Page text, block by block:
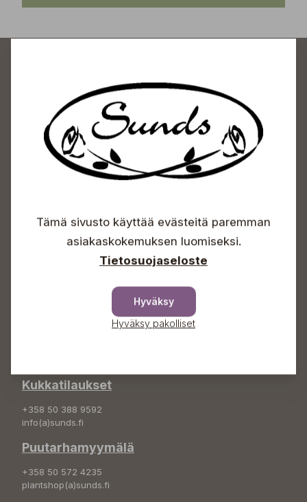
Sundin Puutarhakeskus
Avoinna
Sunnuntaisin Itsepalvelu
Info & vaihde
Kukkatilaukset
+358 50 388 9592
info(a)sunds.fi
Puutarhamyymälä
+358 50 572 4235
plantshop(a)sunds.fi
Tämä sivusto käyttää evästeitä paremman
asiakaskokemuksen luomiseksi.
Tietosuojaseloste
Hyväksy
Hyväksy pakolliset